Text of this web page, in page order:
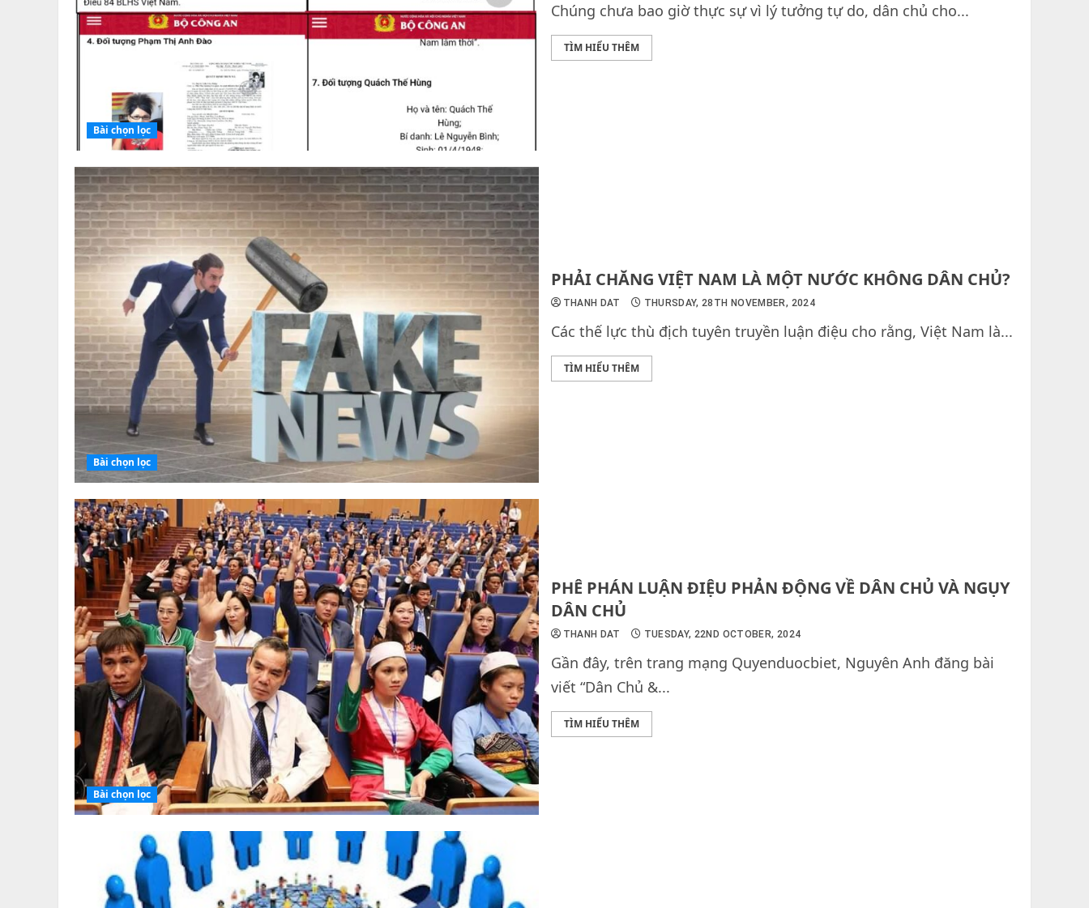
Bài chọn lọc
Chúng chưa bao giờ thực sự vì lý tưởng tự do, dân chủ cho...
TÌM HIỂU THÊM
Bài chọn lọc
PHẢI CHĂNG VIỆT NAM LÀ MỘT NƯỚC KHÔNG DÂN CHỦ?
THANH DAT THURSDAY, 28TH NOVEMBER, 2024
Các thế lực thù địch tuyên truyền luận điệu cho rằng, Việt Nam là...
TÌM HIỂU THÊM
Bài chọn lọc
PHÊ PHÁN LUẬN ĐIỆU PHẢN ĐỘNG VỀ DÂN CHỦ VÀ NGỤY
DÂN CHỦ
THANH DAT TUESDAY, 22ND OCTOBER, 2024
Gần đây, trên trang mạng Quyenduocbiet, Nguyên Anh đăng bài
viết “Dân Chủ &...
TÌM HIỂU THÊM